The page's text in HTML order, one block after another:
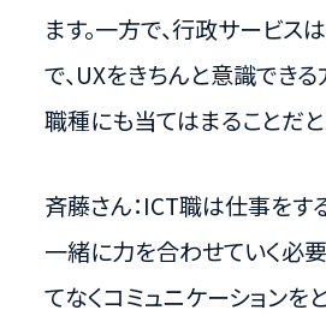
ます。一方で、行政サービ
で、UXをきちんと意識でき
職種にも当てはまることだと
斉藤さん：ICT職は仕事を
一緒に力を合わせていく必
てなくコミュニケーションを